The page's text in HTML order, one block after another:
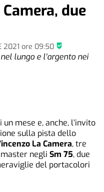
2021ore 09:50
due
lungo e l'argento nei
un mese e, anche, l’invito
sulla pista dello
La Camera, tre
master negliSm 75, due
del portacolori